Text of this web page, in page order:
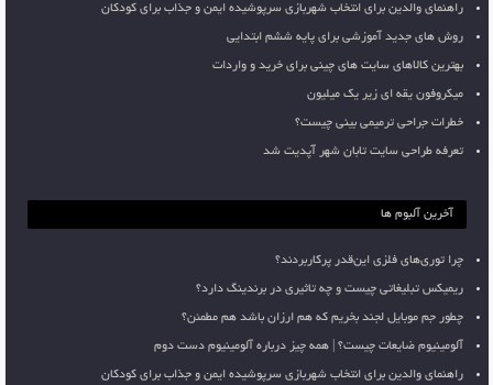
راهنمای والدین برای انتخاب شهربازی سرپوشیده ایمن و جذاب برای کودکان
روش های جدید آموزشی برای پایه ششم ابتدایی
بهترین کالاهای سایت های چینی برای خرید و واردات
میکروفون یقه ای زیر یک میلیون
خطرات جراحی ترمیمی بینی چیست؟
تعرفه طراحی سایت تابان شهر آپدیت شد
آخرین آلبوم ها
چرا توری‌های فلزی این‌قدر پرکاربردند؟
ریمیکس تبلیغاتی چیست و چه تاثیری در برندینگ دارد؟
چطور جم موبایل لجند بخریم که هم ارزان باشد هم مطمئن؟
آلومینیوم ضایعات چیست؟ | همه چیز درباره آلومینیوم دست دوم
راهنمای والدین برای انتخاب شهربازی سرپوشیده ایمن و جذاب برای کودکان